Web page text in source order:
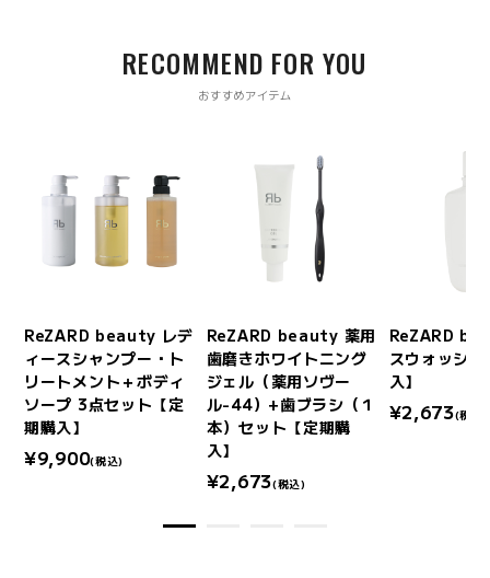
RECOMMEND FOR YOU
おすすめアイテム
ReZARD beauty レデ
ィースシャンプー・ト
リートメント＋ボディ
ソープ 3点セット【定
期購入】
¥9,900(税込)
ReZARD beauty 薬用
歯磨きホワイトニング
ジェル（薬用ソヴー
ル-44）+歯ブラシ（１
本）セット【定期購
入】
¥2,673(税込)
ReZARD
スウォッシ
入】
¥2,673(税込)